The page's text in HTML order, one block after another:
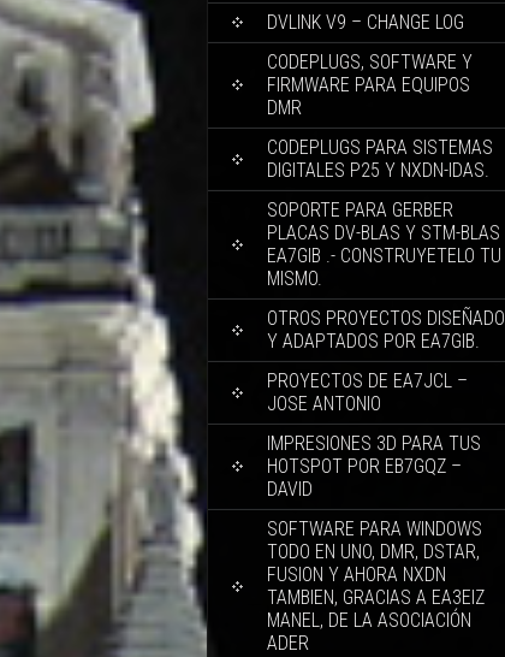
DVLINK V9 – CHANGE LOG
CODEPLUGS, SOFTWARE Y
FIRMWARE PARA EQUIPOS
DMR
CODEPLUGS PARA SISTEMAS
DIGITALES P25 Y NXDN-IDAS.
SOPORTE PARA GERBER
PLACAS DV-BLAS Y STM-BLAS
EA7GIB .- CONSTRUYETELO TU
MISMO.
OTROS PROYECTOS DISEÑADO
Y ADAPTADOS POR EA7GIB.
PROYECTOS DE EA7JCL –
JOSE ANTONIO
IMPRESIONES 3D PARA TUS
HOTSPOT POR EB7GQZ –
DAVID
SOFTWARE PARA WINDOWS
TODO EN UNO, DMR, DSTAR,
FUSION Y AHORA NXDN
TAMBIEN, GRACIAS A EA3EIZ
MANEL, DE LA ASOCIACIÓN
ADER